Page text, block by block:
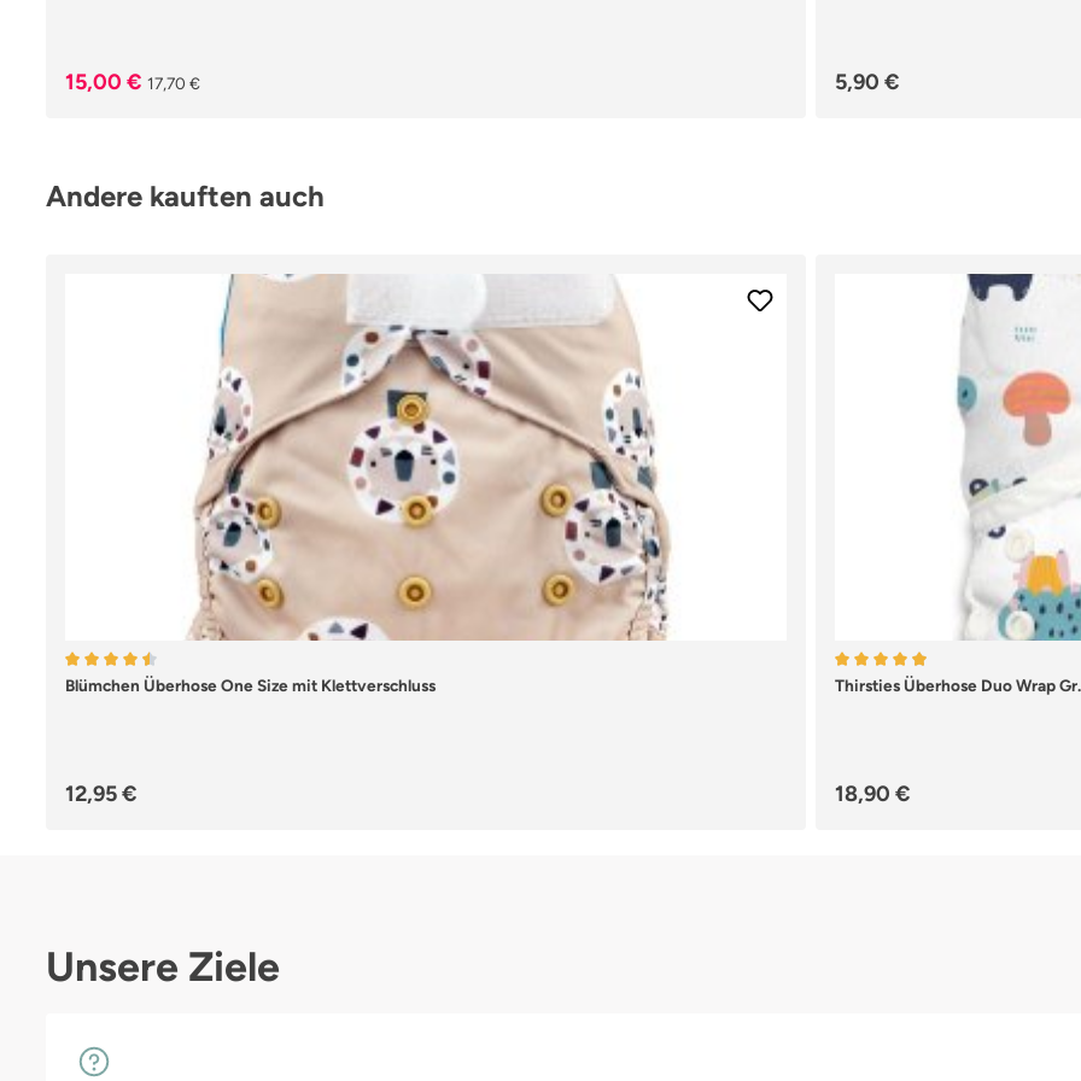
Verkaufspreis:
15,00 € Regulärer Preis:
17,70 € Regulärer Preis:
5,90 €
Produktgalerie überspringen
Andere kauften auch
Durchschnittliche Bewertung von 4.62 von 5 Sternen
Blümchen Überhose One Size mit Klettverschluss
Regulärer Preis:
12,95 €
Durchschnittliche
Thirsties Überhose Duo Wrap
Regulärer Preis:
18,90 €
Unsere Ziele